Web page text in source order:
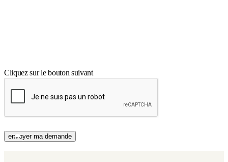
Cliquez sur le bouton suivant